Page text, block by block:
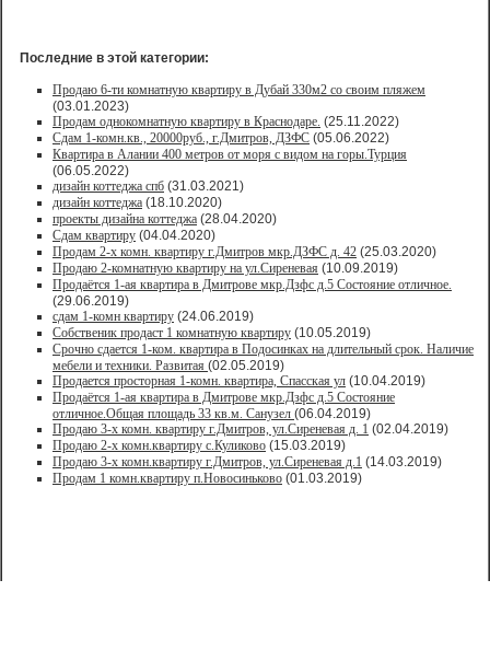
Последние в этой категории:
Продаю 6-ти комнатную квартиру в Дубай 330м2 со своим пляжем
(03.01.2023)
Продам однокомнатную квартиру в Краснодаре. (25.11.2022)
Сдам 1-комн.кв., 20000руб., г.Дмитров, ДЗФС (05.06.2022)
Квартира в Алании 400 метров от моря с видом на горы.Турция
(06.05.2022)
дизайн коттеджа спб (31.03.2021)
дизайн коттеджа (18.10.2020)
проекты дизайна коттеджа (28.04.2020)
Сдам квартиру (04.04.2020)
Продам 2-х комн. квартиру г.Дмитров мкр.ДЗФС д. 42 (25.03.2020)
Продаю 2-комнатную квартиру на ул.Сиреневая (10.09.2019)
Продаётся 1-ая квартира в Дмитрове мкр.Дзфс д.5 Состояние отличное.
(29.06.2019)
сдам 1-комн квартиру (24.06.2019)
Собственик продаст 1 комнатную квартиру (10.05.2019)
Срочно сдается 1-ком. квартира в Подосинках на длительный срок. Наличие
мебели и техники. Развитая (02.05.2019)
Продается просторная 1-комн. квартира, Спасская ул (10.04.2019)
Продаётся 1-ая квартира в Дмитрове мкр.Дзфс д.5 Состояние
отличное.Общая площадь 33 кв.м. Санузел (06.04.2019)
Продаю 3-х комн. квартиру г.Дмитров, ул.Сиреневая д. 1 (02.04.2019)
Продаю 2-х комн.квартиру с.Куликово (15.03.2019)
Продаю 3-х комн.квартиру г.Дмитров, ул.Сиреневая д.1 (14.03.2019)
Продам 1 комн.квартиру п.Новосиньково (01.03.2019)